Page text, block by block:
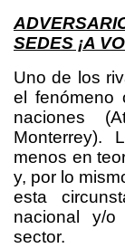
SEDES ¡A
Uno de los
el fenómeno
naciones
Monterrey).
menos en
y, por lo
esta
nacional y/
sector.